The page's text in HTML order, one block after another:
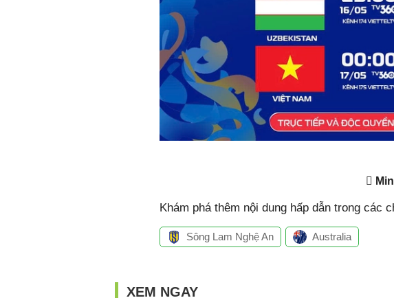
Khám phá thêm nội dung hấp dẫn trong các
Sông Lam Nghệ An Australia